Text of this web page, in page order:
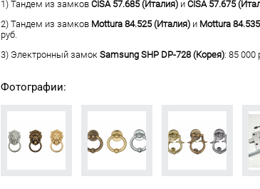
1) Тандем из замков CISA 57.685 (Италия) и CISA 57.675
2) Тандем из замков Mottura 84.525 (Италия) и Mottura
руб.
3) Электронный замок Samsung SHP DP-728 (Корея): 85 000
Фотографии: